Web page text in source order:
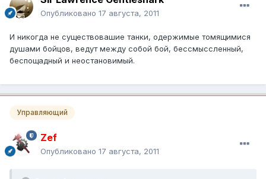
Опубликовано 17 августа, 2011
И никогда не существовашие танки, одержимые томящимися
душами бойцов, ведут между собой бой, бессмыссленный,
беспощадный и неостановимый.
Управляющий
Zef
Опубликовано 17 августа, 2011